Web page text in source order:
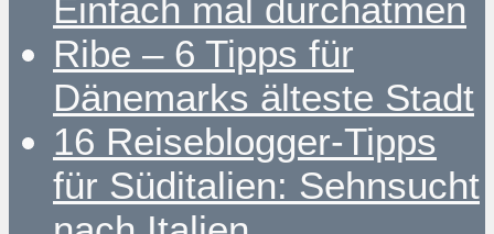
Einfach mal durchatmen
Ribe – 6 Tipps für
Dänemarks älteste Stadt
16 Reiseblogger-Tipps
für Süditalien: Sehnsucht